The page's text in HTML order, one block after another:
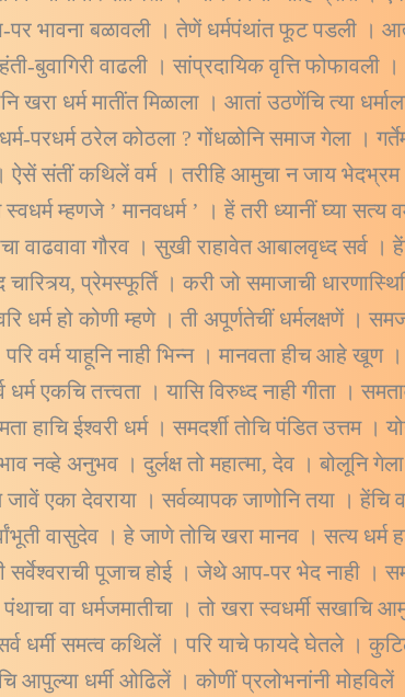
पर भावना बळावली । तेणें धर्मपंथांत फूट पडली ।
बुवागिरी वाढली । सांप्रदायिक वृत्ति फोफावली
खरा धर्म मातींत मिळाला । आतां उठणेंचि त्या
परधर्म ठरेल कोठला ? गोंधळोनि समाज गेला ।
। ऐसें संतीं कथिलें वर्म । तरीहि आमुचा न जाय
म्हणजे ’ मानवधर्म ’ । हें तरी ध्यानीं घ्या सत्य
वाढवावा गौरव । सुखी राहावेत आबालवृध्द सर्व
चारित्र्य, प्रेमस्फूर्ति । करी जो समाजाची
धर्म हो कोणी म्हणे । ती अपूर्णतेचीं धर्मलक्षणें ।
वर्म याहूनि नाही भिन्न । मानवता हीच आहे खूण
धर्म एकचि तत्त्वता । यासि विरुध्द नाही गीता ।
हाचि ईश्वरी धर्म । समदर्शी तोचि पंडित उत्तम ।
नव्हे अनुभव । दुर्लक्ष तो महात्मा, देव । बोलूनि
जावें एका देवराया । सर्वव्यापक जाणोनि तया । हेंचि
वासुदेव । हे जाणे तोचि खरा मानव । सत्य धर्म
सर्वेश्वराची पूजाच होई । जेथे आप-पर भेद नाही ।
वा धर्मजमातीचा । तो खरा स्वधर्मी सखाचि
धर्मी समत्व कथिलें । परि याचे फायदे घेतले ।
आपुल्या धर्मी ओढिलें । कोणीं प्रलोभनांनी मोहविलें